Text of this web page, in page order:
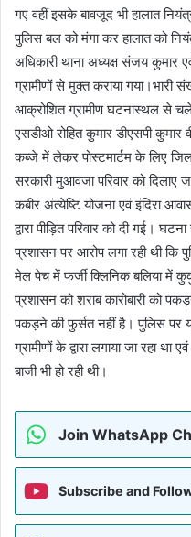
गए वहीं इसके बावजूद भी हालात
पुलिस बल को मंगा कर हालात को
अधिकारी थाना अध्यक्ष संजय कुमार
ग्रामीणों से मुक्त कराया
आक्रोशित ग्रामीण घटनास्थल से
एसडीओ रोहित कुमार डीएसपी
कब्जे में लेकर पोस्टमार्टम के लिए
सरकारी मुआवजा परिवार को दिलाए
कबीर अंत्येष्टि योजना एवं इंदिरा
द्वारा पीड़ित परिवार को दी गई।
प्रशासन पर आरोप लगा रही थी कि
मेल पेच में फर्जी क्लिनिक बलिया में
प्रशासन को शराब कारोबारी को
पकड़ने की फुर्सत नहीं है। पुलिस
ग्रामीणों के द्वारा लगाया जा रहा
बाजी भी हो रही थी।
Join WhatsApp
Subscribe and